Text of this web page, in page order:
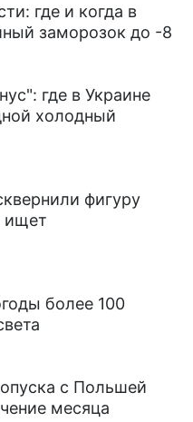
где и когда в
заморозок до -8
где в Украине
холодный
фигуру
ищет
более 100
с Польшей
месяца